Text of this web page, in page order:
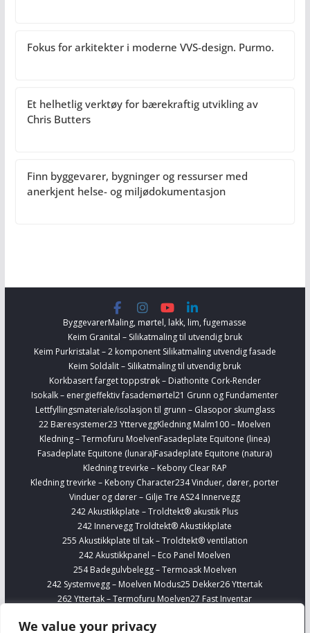
We value your privacy
Fokus for arkitekter i moderne VVS-design. Purmo.
Et helhetlig verktøy for bærekraftig utvikling av
Chris Butters
Finn byggevarer, bygninger og ressurser med
anerkjent helse- og miljødokumentasjon
ByggevarerMaling, mørtel, lakk, lim, fugemasse
Keim Granital – Silikatmaling til utvendig bruk
Keim Purkristalat – 2 komponent Silikatmaling utvendig fasade
Keim Soldalit – Silikatmaling til utvendig bruk
Korkbasert farget toppstrøk – Diathonite Cork-Render
Isokalk – energieffektiv fasademørtel21 Grunn og Fundamenter
Lettfyllingsmateriale/isolasjon til grunn – Glasopor skumglass
22 Bæresystemer23 YtterveggKledning Malm100 – Moelven
Kledning – Termofuru MoelvenFasadeplate Equitone (linea)
Fasadeplate Equitone (lunara)Fasadeplate Equitone (natura)
Kledning trevirke – Kebony Clear RAP
Kledning trevirke – Kebony Character234 Vinduer, dører, porter
Vinduer og dører – Gilje Tre AS24 Innervegg
242 Akustikkplate – Troldtekt® akustik Plus
242 Innervegg Troldtekt® Akustikkplate
255 Akustikkplate til tak – Troldtekt® ventilation
242 Akustikkpanel – Eco Panel Moelven
254 Badegulvbelegg – Termoask Moelven
242 Systemvegg – Moelven Modus25 Dekker26 Yttertak
262 Yttertak – Termofuru Moelven27 Fast Inventar
254 Gulvbelegg Forbo Marmoleum Banevare